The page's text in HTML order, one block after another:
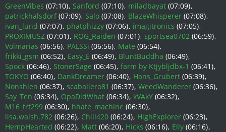
GreenVibes (07:10) Sanford (07:10) miladbayat (07:09)
patrickhalsdorf (07:09) Salo (07:08) BlazeWhisperer (07:08)
ivan_lund (07:07) phatphizzy (07:06) imagitronics (07:05)
PROXIMUSZ (07:01) ROG_Raiden (07:01) sportsea0702 (06:59)
Volmarias (06:56) PALSSi (06:56) Mate (06:54)
frikki_gsm (06:52) Easy_E (06:49) BluntBuddha (06:49)
Spock (06:46) StonerSage (06:45) farm by Ktjybljdbx-1 (06:41)
TOKYO (06:40) DankDreamer (06:40) Hans_Grubert (06:39)
Nonshlen (06:37) scaballero81 (06:37) WeedWanderer (06:36)
Say_Ten (06:34) OpaDidWhat (06:34) kVAkY (06:32)
M16_trt299 (06:30) hhate_machine (06:30)
lisa.walsh.782 (06:26) Chill420 (06:24) HighExplorer (06:23)
HempHearted (06:22) Matt (06:20) Hicks (06:16) Elly (06:16)